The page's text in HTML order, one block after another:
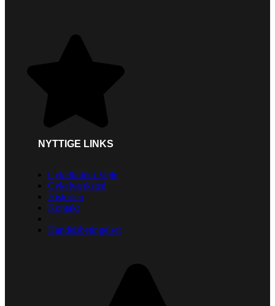
NYTTIGE LINKS
Cykelbutik i Vejle
Cykelværksted
Historien
Kontakt
Handelsbetingelser